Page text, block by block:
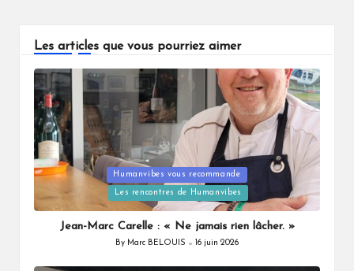
Les articles que vous pourriez aimer
Posted
in
Humanvibes vous recommande
Les rencontres de Humanvibes
Jean-Marc Carelle : « Ne jamais rien lâcher. »
Posted
By Marc BELOUIS 16 juin 2026